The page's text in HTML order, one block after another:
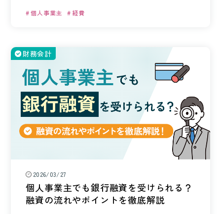
個人事業主 経費
財務会計
2026/03/27
個人事業主でも銀行融資を受けられる？
融資の流れやポイントを徹底解説